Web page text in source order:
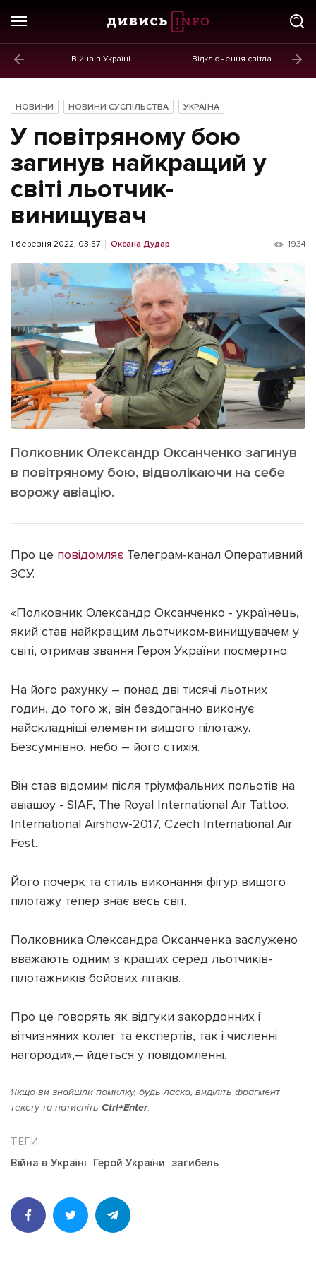
Війна в Україні Відключення світла
Новини
Політика
Економіка
Бізнес
Життя
Культура
Афіша
ІНШЕ
Інтерв'ю
Картки
Репортаж
Розслідування
Ініціативи
Лонгріди
Прес-релізи
Фото/Відео
Made in Lviv
[email protected] Реклама на сайті
Наші соц мережі
Підтримати dyvys.info
НОВИНИ НОВИНИ СУСПІЛЬСТВА УКРАЇНА
У повітряному бою
загинув найкращий у
світі льотчик-
винищувач
1 березня 2022, 03:57 Оксана Дудар 1934
Полковник Олександр Оксанченко загинув
в повітряному бою, відволікаючи на себе
ворожу авіацію.
Про це повідомляє Телеграм-канал Оперативний
ЗСУ.
«Полковник Олександр Оксанченко - українець,
який став найкращим льотчиком-винищувачем у
світі, отримав звання Героя України посмертно.
На його рахунку – понад дві тисячі льотних
годин, до того ж, він бездоганно виконує
найскладніші елементи вищого пілотажу.
Безсумнівно, небо – його стихія.
Він став відомим після тріумфальних польотів на
авіашоу - SIAF, The Royal International Air Tattoo,
International Airshow-2017, Czech International Air
Fest.
Його почерк та стиль виконання фігур вищого
пілотажу тепер знає весь світ.
Полковника Олександра Оксанченка заслужено
вважають одним з кращих серед льотчиків-
пілотажників бойових літаків.
Про це говорять як відгуки закордонних і
вітчизняних колег та експертів, так і численні
нагороди»,– йдеться у повідомленні.
Якщо ви знайшли помилку, будь ласка, виділіть фрагмент
тексту та натисніть Ctrl+Enter.
Війна в Україні Герой України загибель